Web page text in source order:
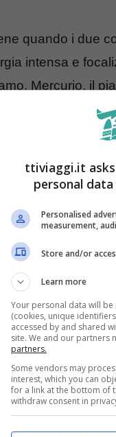
quando i due
intensa e
Mercurio, il
simbolo di
e creativa.
di iniziare
e
mettere in
e fiducia.
cambiano
ttiviaggi.it
personal
Personalised
measurement,
Store and/or
Learn more
Your personal data will
(cookies, unique
accessed by and shared
site. We and our partners
partners.
Some vendors may
interest, which you can
for a link at the bottom of
withdraw consent in